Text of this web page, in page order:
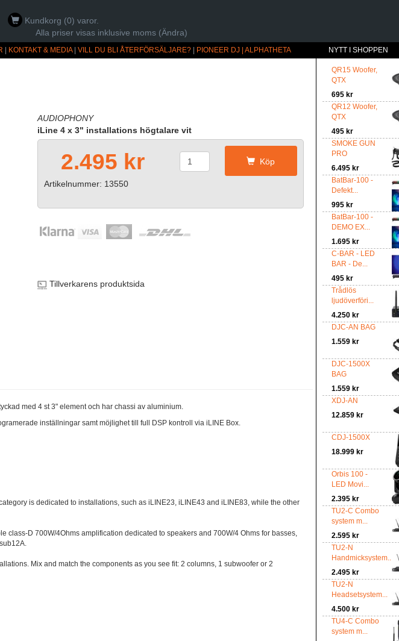
Kundkorg (0) varor.
Alla priser visas inklusive moms (Ändra)
KONTAKT & MEDIA| VILL DU BLI ÅTERFÖRSÄLJARE? PIONEER DJ | ALPHATHETA NYTT I SHOPPEN
QR15 Woofer,
QTX
695 kr
QR12 Woofer,
QTX
495 kr
SMOKE GUN
PRO
6.495 kr
BatBar-100 -
Defekt...
995 kr
BatBar-100 -
DEMO EX...
1.695 kr
C-BAR - LED
BAR - De...
495 kr
Trådlös
ljudöverföri...
4.250 kr
DJC-AN BAG
1.559 kr
DJC-1500X
BAG
1.559 kr
XDJ-AN
12.859 kr
CDJ-1500X
18.999 kr
Orbis 100 -
LED Movi...
2.395 kr
TU2-C Combo
system m...
2.595 kr
TU2-N
Handmicksystem...
2.495 kr
TU2-N
Headsetsystem...
4.500 kr
TU4-C Combo
system m...
AUDIOPHONY
iLine 4 x 3" installations högtalare vit
2.495 kr Köp
Artikelnummer: 13550
Tillverkarens produktsida
med 4 st 3" element och har chassi av aluminium.
inställningar samt möjlighet till full DSP kontroll via iLINE Box.
is dedicated to installations, such as iLINE23, iLINE43 and iLINE83, while the other
class-D 700W/4Ohms amplification dedicated to speakers and 700W/4 Ohms for basses,
Mix and match the components as you see fit: 2 columns, 1 subwoofer or 2